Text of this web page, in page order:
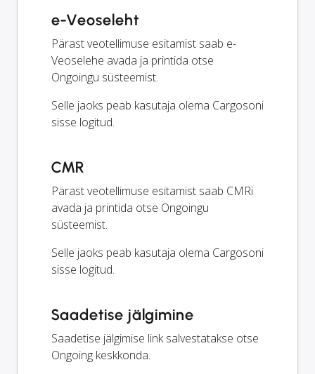
e-Veoseleht
Pärast veotellimuse esitamist saab e-
Veoselehe avada ja printida otse
Ongoingu süsteemist.
Selle jaoks peab kasutaja olema Cargosoni
sisse logitud.
CMR
Pärast veotellimuse esitamist saab CMRi
avada ja printida otse Ongoingu
süsteemist.
Selle jaoks peab kasutaja olema Cargosoni
sisse logitud.
Saadetise jälgimine
Saadetise jälgimise link salvestatakse otse
Ongoing keskkonda.